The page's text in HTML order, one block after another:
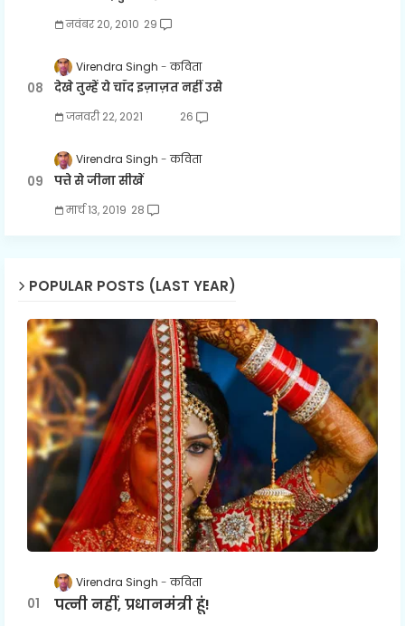
नवंबर 20, 2010 29
Virendra Singh कविता
देखे तुम्हें ये चाँद इज़ाज़त नहीं उसे
जनवरी 22, 2021 26
Virendra Singh कविता
पत्ते से जीना सीखें
मार्च 13, 2019 28
POPULAR POSTS (LAST YEAR)
Virendra Singh कविता
पत्नी नहीं, प्रधानमंत्री हूं!